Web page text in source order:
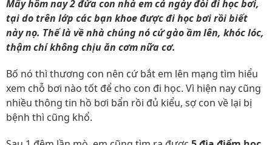
Mấy hôm nay 2 đứa con nhà em cả ngày đòi đi học bơi,
tại do trên lớp các bạn khoe được đi học bơi rồi biết
này nọ. Thế là về nhà chúng nó cứ gào ầm lên, khóc lóc,
thậm chí không chịu ăn cơm nữa cơ.
Bố nó thì thương con nên cứ bắt em lên mạng tìm hiểu
xem chỗ bơi nào tốt để cho con đi học. Vì hiện nay cũng
nhiều thông tin hồ bơi bẩn rồi đủ kiểu, sợ con về lại bị
bệnh thì cũng khổ.